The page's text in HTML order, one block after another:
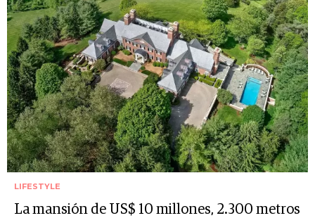
LIFESTYLE
La mansión de US$ 10 millones, 2.300 metros